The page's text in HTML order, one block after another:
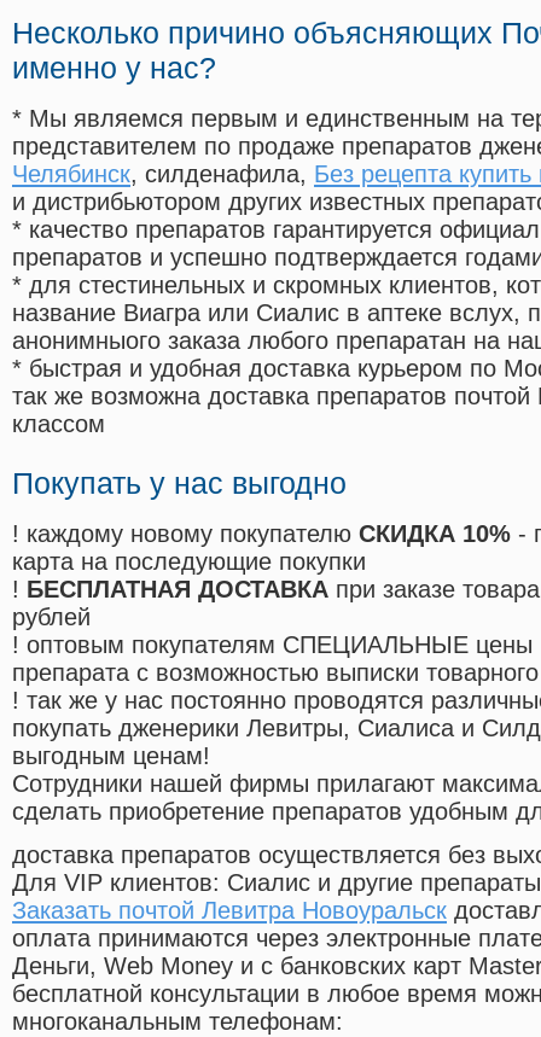
Несколько причино объясняющих
именно у нас?
* Мы являемся первым и единственным на
представителем по продаже препаратов
Челябинск, силденафила, Без рецепта
и дистрибьютором других известных
* качество препаратов гарантируется
препаратов и успешно подтверждается
* для стестинельных и скромных клиентов,
название Виагра или Сиалис в аптеке вслух,
анонимныого заказа любого препаратан на
* быстрая и удобная доставка курьером по
так же возможна доставка препаратов
классом
Покупать у нас выгодно
! каждому новому покупателю СКИДКА 10% -
карта на последующие покупки
! БЕСПЛАТНАЯ ДОСТАВКА при заказе
рублей
! оптовым покупателям СПЕЦИАЛЬНЫЕ цены
препарата с возможностью выписки
! так же у нас постоянно проводятся
покупать дженерики Левитры, Сиалиса и
выгодным ценам!
Cотрудники нашей фирмы прилагают
сделать приобретение препаратов удобным
доставка препаратов осуществляется без
Для VIP клиентов: Сиалис и другие
Заказать почтой Левитра Новоуральск
оплата принимаются через электронные
Деньги, Web Money и с банковских карт
бесплатной консультации в любое время
многоканальным телефонам: